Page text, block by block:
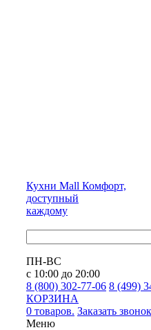
Кухни Mall Комфорт,
доступный
каждому
ПН-ВС
с 10:00 до 20:00
8 (800) 302-77-06 8 (499)
КОРЗИНА
0 товаров. Заказать звонок
Меню